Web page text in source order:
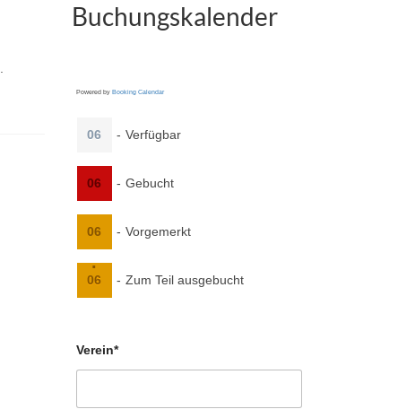
Buchungskalender
Powered by Booking Calendar
06 - Verfügbar
06 - Gebucht
06 - Vorgemerkt
·
06 - Zum Teil ausgebucht
Verein*